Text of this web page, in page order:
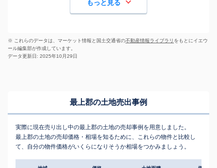
もっと見る
※ これらのデータは、マーケット情報と国土交通省の不動産情報ライブラリ をもとにイエウ
ール編集部が作成しています。
データ更新日: 2025年10月29日
最上郡の土地売出事例
実際に現在売り出し中の最上郡の土地の売却事例を用意しました。
最上郡の土地の売却価格・相場を知るために、これらの物件と比較し
て、自分の物件価格がいくらになりそうか相場をつかみましょう。